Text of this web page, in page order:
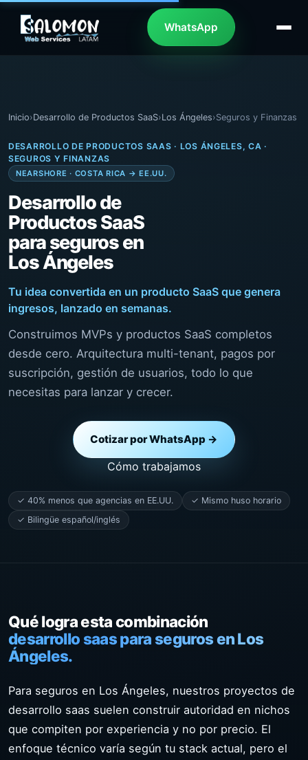
WhatsApp
Inicio›Desarrollo de Productos SaaS›Los Ángeles›Seguros y Finanzas
DESARROLLO DE PRODUCTOS SAAS · LOS ÁNGELES, CA ·
SEGUROS Y FINANZAS
NEARSHORE · COSTA RICA → EE.UU.
Desarrollo de
Productos SaaS
para seguros en
Los Ángeles
Tu idea convertida en un producto SaaS que genera
ingresos, lanzado en semanas.
Construimos MVPs y productos SaaS completos
desde cero. Arquitectura multi-tenant, pagos por
suscripción, gestión de usuarios, todo lo que
necesitas para lanzar y crecer.
Cotizar por WhatsApp →
Cómo trabajamos
✓ 40% menos que agencias en EE.UU.
✓ Mismo huso horario
✓ Bilingüe español/inglés
Qué logra esta combinación
desarrollo saas para seguros en Los
Ángeles.
Para seguros en Los Ángeles, nuestros proyectos de
desarrollo saas suelen construir autoridad en nichos
que compiten por experiencia y no por precio. El
enfoque técnico varía según tu stack actual, pero el